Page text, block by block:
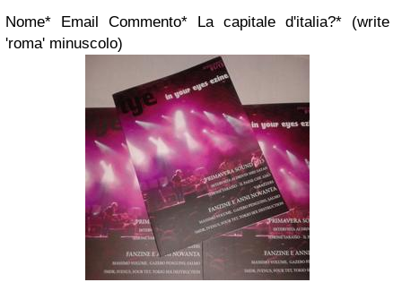
Nome* Email Commento* La capitale d'italia?* (write
'roma' minuscolo)